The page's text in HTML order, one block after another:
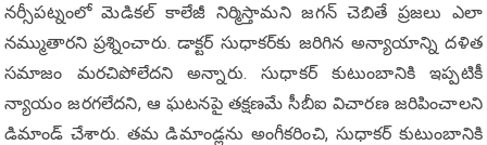
నర్సీపట్నంలో మెడికల్ కాలేజీ నిర్మిస్తామని జగన్ చెబితే ప్రజలు ఎలా
నమ్ముతారని ప్రశ్నించారు. డాక్టర్ సుధాకర్‌కు జరిగిన అన్యాయాన్ని దళిత
సమాజం మరచిపోలేదని అన్నారు. సుధాకర్ కుటుంబానికి ఇప్పటికీ
న్యాయం జరగలేదని, ఆ ఘటనపై తక్షణమే సీబీఐ విచారణ జరిపించాలని
డిమాండ్ చేశారు. తమ డిమాండ్లను అంగీకరించి, సుధాకర్ కుటుంబానికి